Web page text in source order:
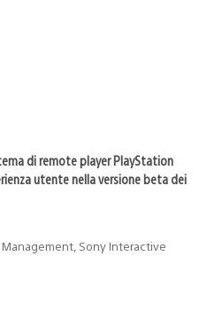
di remote player PlayStation
utente nella versione beta dei
Sony Interactive